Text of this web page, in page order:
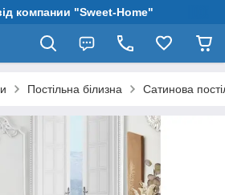
компании "Sweet-Home"
Постільна білизна Сатинова